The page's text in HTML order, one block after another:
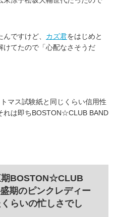
ですけど、 カズ君をはじめと
けてたので「心配なさそうだ
マス試験紙と同じくらい信用性
れは即ちBOSTON☆CLUB BAND
期BOSTON☆CLUB
期のピンクレディー
らいの忙しさでし